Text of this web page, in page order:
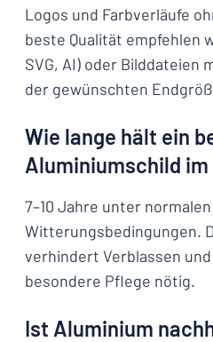
Logos und Farbverläufe
beste Qualität empfehlen
SVG, AI) oder Bilddateien
der gewünschten
Wie lange hält ein
Aluminiumschild
7–10 Jahre unter normalen
Witterungsbedingungen.
verhindert Verblassen
besondere Pflege nötig.
Ist Aluminium